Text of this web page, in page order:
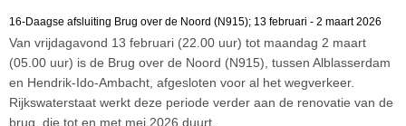
16-Daagse afsluiting Brug over de Noord (N915); 13 februari - 2 maart 2026
Van vrijdagavond 13 februari (22.00 uur) tot maandag 2 maart
(05.00 uur) is de Brug over de Noord (N915), tussen Alblasserdam
en Hendrik-Ido-Ambacht, afgesloten voor al het wegverkeer.
Rijkswaterstaat werkt deze periode verder aan de renovatie van de
brug, die tot en met mei 2026 duurt.